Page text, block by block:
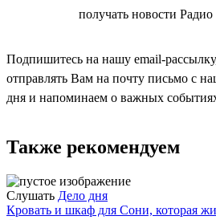
получать новости
Подпишитесь на нашу email-
отправлять Вам на почту письмо с
дня и напоминаем о важных
Также рекомендуем
Слушать Дело дня
Кровать и шкаф для Сони, которая